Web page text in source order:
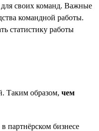
для своих команд. Важные
командной работы.
статистику работы
Таким образом, чем
партнёрском бизнесе